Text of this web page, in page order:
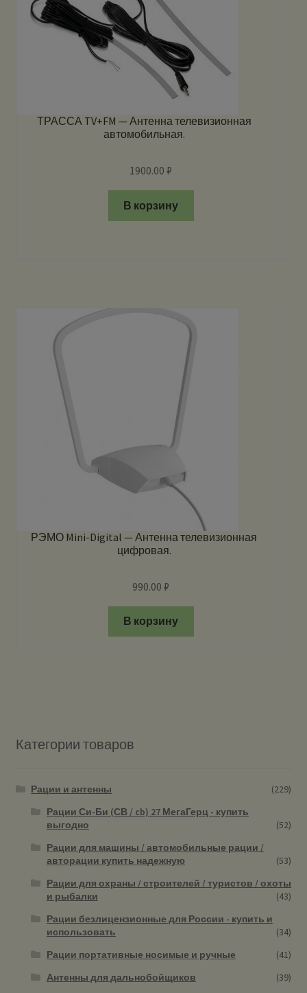
ТРАССА TV+FM — Антенна телевизионная
автомобильная.
1900.00₽
В корзину
РЭМО Mini-Digital — Антенна телевизионная
цифровая.
990.00₽
В корзину
Категории товаров
Рации и антенны
(229)
Рации Си-Би (СВ / cb) 27 МегаГерц - купить
выгодно
(52)
Рации для машины / автомобильные рации /
авторации купить надежную
(53)
Рации для охраны / строителей / туристов / охоты
и рыбалки
(43)
Рации безлицензионные для России - купить и
использовать
(34)
Рации портативные носимые и ручные
(41)
Антенны для дальнобойщиков
(39)